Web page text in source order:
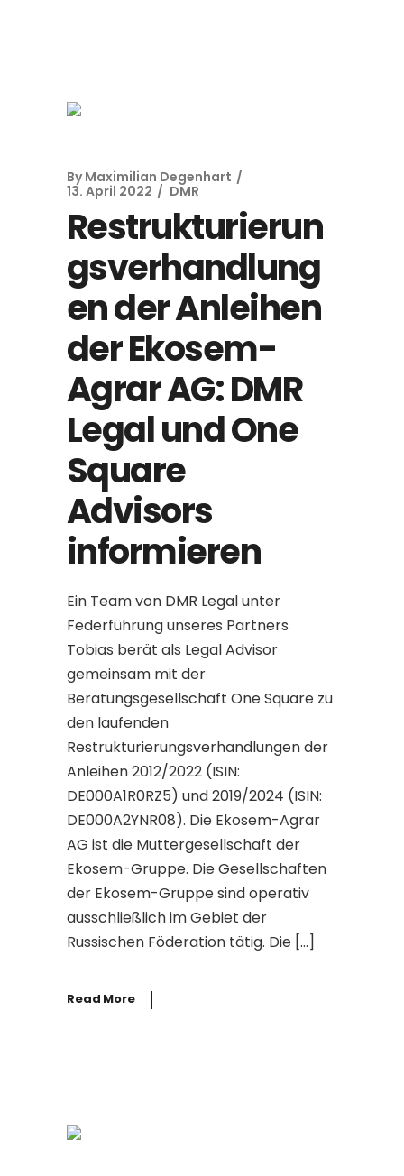
By Maximilian Degenhart
13. April 2022
DMR
Restrukturierun
gsverhandlung
en der Anleihen
der Ekosem-
Agrar AG: DMR
Legal und One
Square
Advisors
informieren
Ein Team von DMR Legal unter
Federführung unseres Partners
Tobias berät als Legal Advisor
gemeinsam mit der
Beratungsgesellschaft One Square zu
den laufenden
Restrukturierungsverhandlungen der
Anleihen 2012/2022 (ISIN:
DE000A1R0RZ5) und 2019/2024 (ISIN:
DE000A2YNR08). Die Ekosem-Agrar
AG ist die Muttergesellschaft der
Ekosem-Gruppe. Die Gesellschaften
der Ekosem-Gruppe sind operativ
ausschließlich im Gebiet der
Russischen Föderation tätig. Die […]
Read More